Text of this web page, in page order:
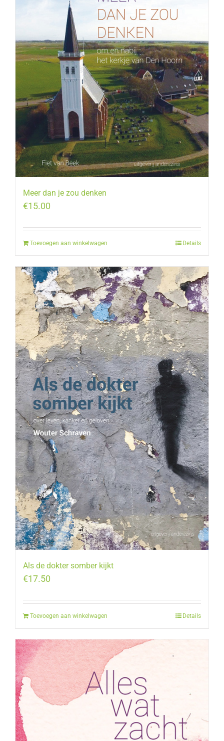
Meer dan je zou denken
€15.00
Toevoegen aan winkelwagen Details
Als de dokter somber kijkt
€17.50
Toevoegen aan winkelwagen Details